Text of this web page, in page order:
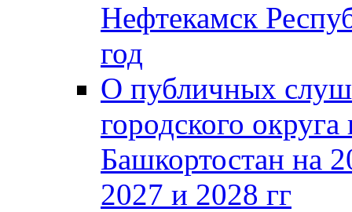
Нефтекамск
год
О публичных
городского
Башкортостан на
2027 и 2028 гг